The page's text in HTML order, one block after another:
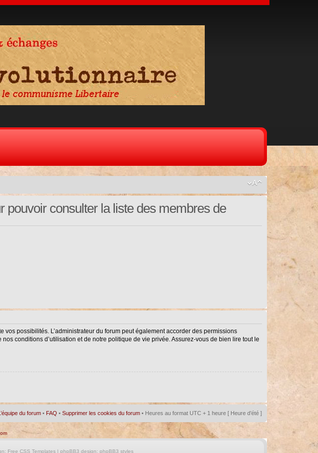
pouvoir consulter la liste des membres de
possibilités. L’administrateur du forum peut également accorder des permissions
conditions d’utilisation et de notre politique de vie privée. Assurez-vous de bien lire tout le
du forum • FAQ •Supprimer les cookies du forum • Heures au format UTC + 1 heure [ Heure d’été ]
Free CSS Templates| phpBB3 design: phpBB3 styles